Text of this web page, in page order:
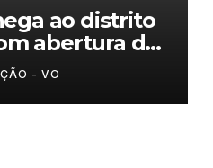
ao distrito
abertura da
setembro
- VO